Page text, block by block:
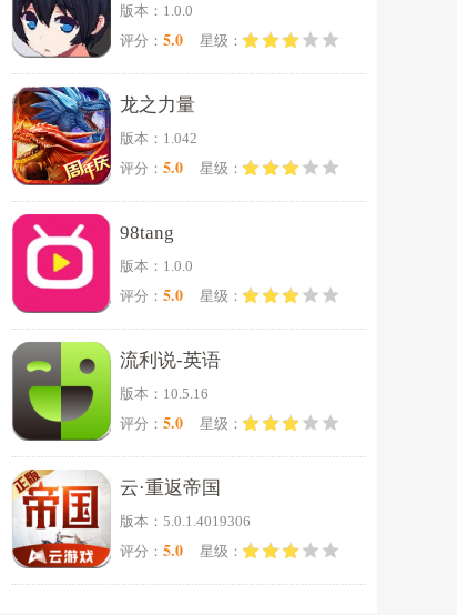
版本：1.0.0
评分： 5.0 星级：
龙之力量
版本：1.042
评分： 5.0 星级：
98tang
版本：1.0.0
评分： 5.0 星级：
流利说-英语
版本：10.5.16
评分： 5.0 星级：
云·重返帝国
版本：5.0.1.4019306
评分： 5.0 星级：